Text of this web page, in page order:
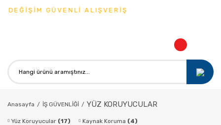
GÜVENLİ ALIŞVERİŞ
Anasayfa İŞ GÜVENLİĞİ YÜZ KORUYUCULAR
Yüz Koruyucular (17) Kaynak Koruma (4)